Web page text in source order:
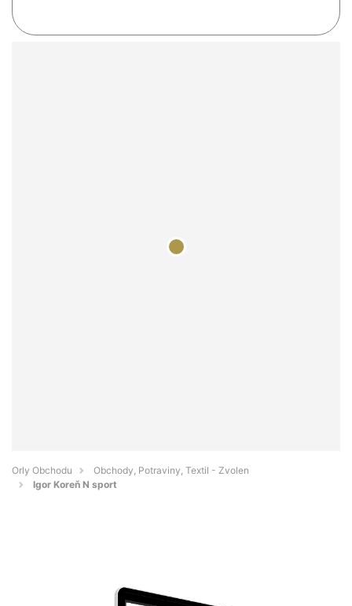
Orly Obchodu
Obchody, Potraviny, Textil - Zvolen
Igor Koreň N sport